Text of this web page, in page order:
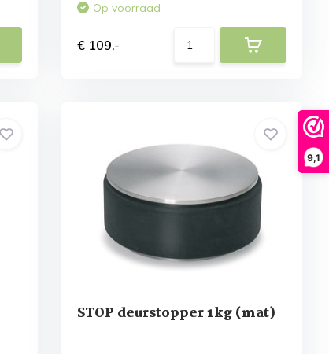
9,1
Op voorraad
€ 109,-
STOP deurstopper 1kg (mat)